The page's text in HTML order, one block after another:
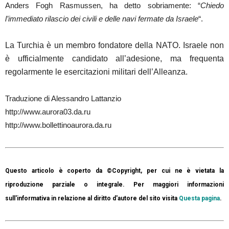
Anders Fogh Rasmussen, ha detto sobriamente: “Chiedo
l’immediato rilascio dei civili e delle navi fermate da Israele“.
La Turchia è un membro fondatore della NATO. Israele non
è ufficialmente candidato all’adesione, ma frequenta
regolarmente le esercitazioni militari dell’Alleanza.
Traduzione di Alessandro Lattanzio
http://www.aurora03.da.ru
http://www.bollettinoaurora.da.ru
Questo articolo è coperto da ©Copyright, per cui ne è vietata la
riproduzione parziale o integrale. Per maggiori informazioni
sull'informativa in relazione al diritto d'autore del sito visita Questa pagina.